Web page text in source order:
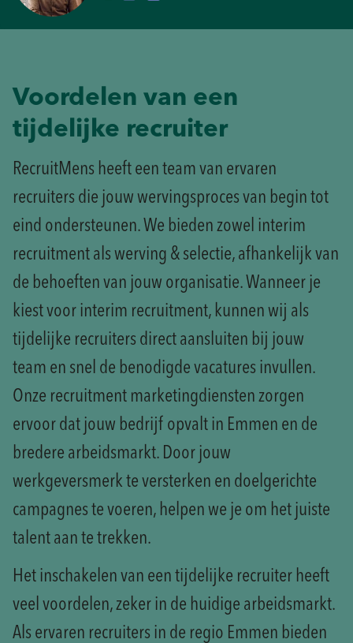
Voordelen van een
tijdelijke recruiter
RecruitMens heeft een team van ervaren
recruiters die jouw wervingsproces van begin tot
eind ondersteunen. We bieden zowel interim
recruitment als werving & selectie, afhankelijk van
de behoeften van jouw organisatie. Wanneer je
kiest voor interim recruitment, kunnen wij als
tijdelijke recruiters direct aansluiten bij jouw
team en snel de benodigde vacatures invullen.
Onze recruitment marketingdiensten zorgen
ervoor dat jouw bedrijf opvalt in Emmen en de
bredere arbeidsmarkt. Door jouw
werkgeversmerk te versterken en doelgerichte
campagnes te voeren, helpen we je om het juiste
talent aan te trekken.
Het inschakelen van een tijdelijke recruiter heeft
veel voordelen, zeker in de huidige arbeidsmarkt.
Als ervaren recruiters in de regio Emmen bieden